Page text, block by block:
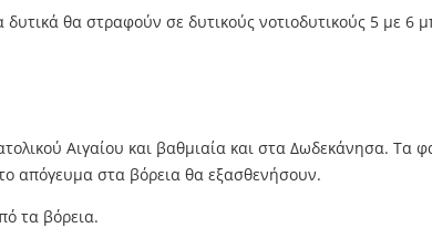
θα στραφούν σε δυτικούς νοτιοδυτικούς 5 με 6
Αιγαίου και βαθμιαία και στα Δωδεκάνησα. Τα
απόγευμα στα βόρεια θα εξασθενήσουν.
τα βόρεια.